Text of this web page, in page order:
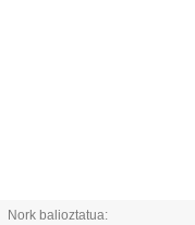
Nork balioztatua: